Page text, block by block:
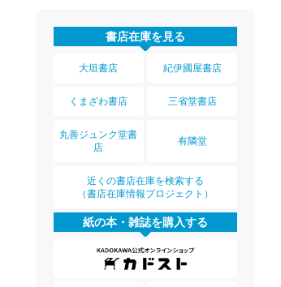
書店在庫を見る
大垣書店 紀伊國屋書店
くまざわ書店 三省堂書店
丸善ジュンク堂書
店
有隣堂
近くの書店在庫を検索する
（書店在庫情報プロジェクト）
紙の本・雑誌を購入する